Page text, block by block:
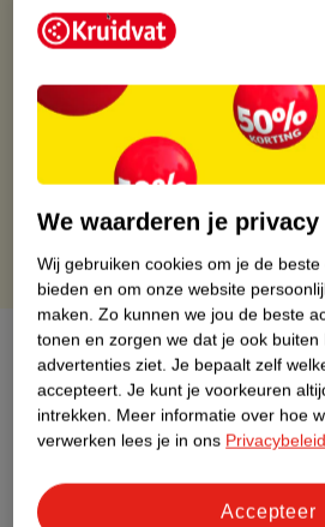
Kruidvat is altijd
Op werkdagen voor 22:00 uur
Gratis thuisbezorgd vanaf 50.00
Gratis retourneren binnen 30 dagen
Gratis punten met je Kruidvat kaart
Over dit product
Productinformatie
We waarderen je privacy
Wij gebruiken cookies om je de
bieden en om onze website
maken. Zo kunnen we jou de beste
tonen en zorgen we dat je ook buiten
advertenties ziet. Je bepaalt zelf
accepteert. Je kunt je voorkeuren
intrekken. Meer informatie over hoe
verwerken lees je in ons Privacybeleid
Accepteer